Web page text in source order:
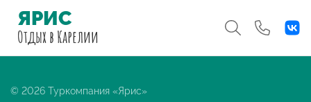
ЯРИС
Отдыхв Карелии
© 2026 Туркомпания «Ярис»